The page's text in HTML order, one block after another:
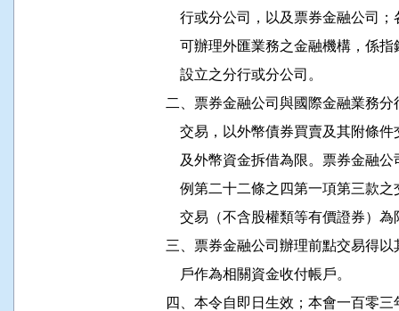
行或分公司，以及票券金融公
可辦理外匯業務之金融機構，
              設立之分行或分公司。
二、票券金融公司與國際金融業
交易，以外幣債券買賣及其附
及外幣資金拆借為限。票券金
例第二十二條之四第一項第三
交易（不含股權類等有價證券）
三、票券金融公司辦理前點交易
              戶作為相關資金收付帳戶。
四、本令自即日生效；本會一百